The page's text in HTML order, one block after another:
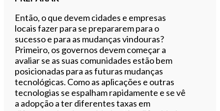
Então, o que devem cidades e empresas
locais fazer para se prepararem para o
sucesso e para as mudanças vindouras?
Primeiro, os governos devem começar a
avaliar se as suas comunidades estão bem
posicionadas para as futuras mudanças
tecnológicas. Como as aplicações e outras
tecnologias se espalham rapidamente e se vê
a adopção a ter diferentes taxas em